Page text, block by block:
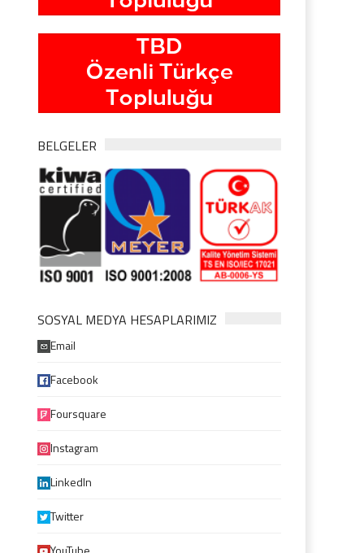
BELGELER
SOSYAL MEDYA HESAPLARIMIZ
Email
Facebook
Foursquare
Instagram
LinkedIn
Twitter